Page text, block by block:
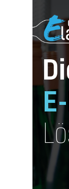
Login